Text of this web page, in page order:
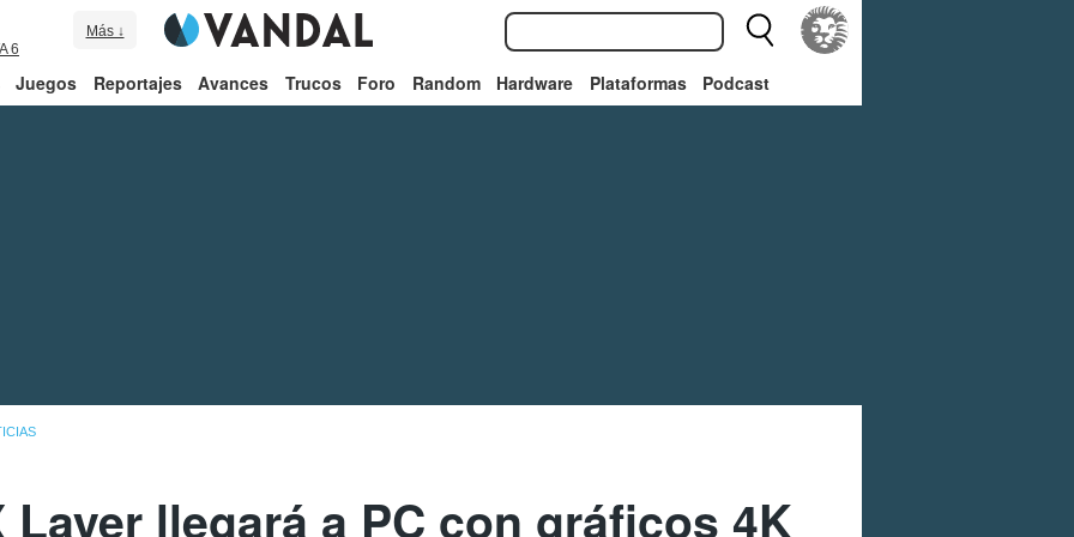
6
Más ↓
Juegos Reportajes Avances Trucos Foro Random Hardware Plataformas Podcast
Layer llegará a PC con gráficos 4K